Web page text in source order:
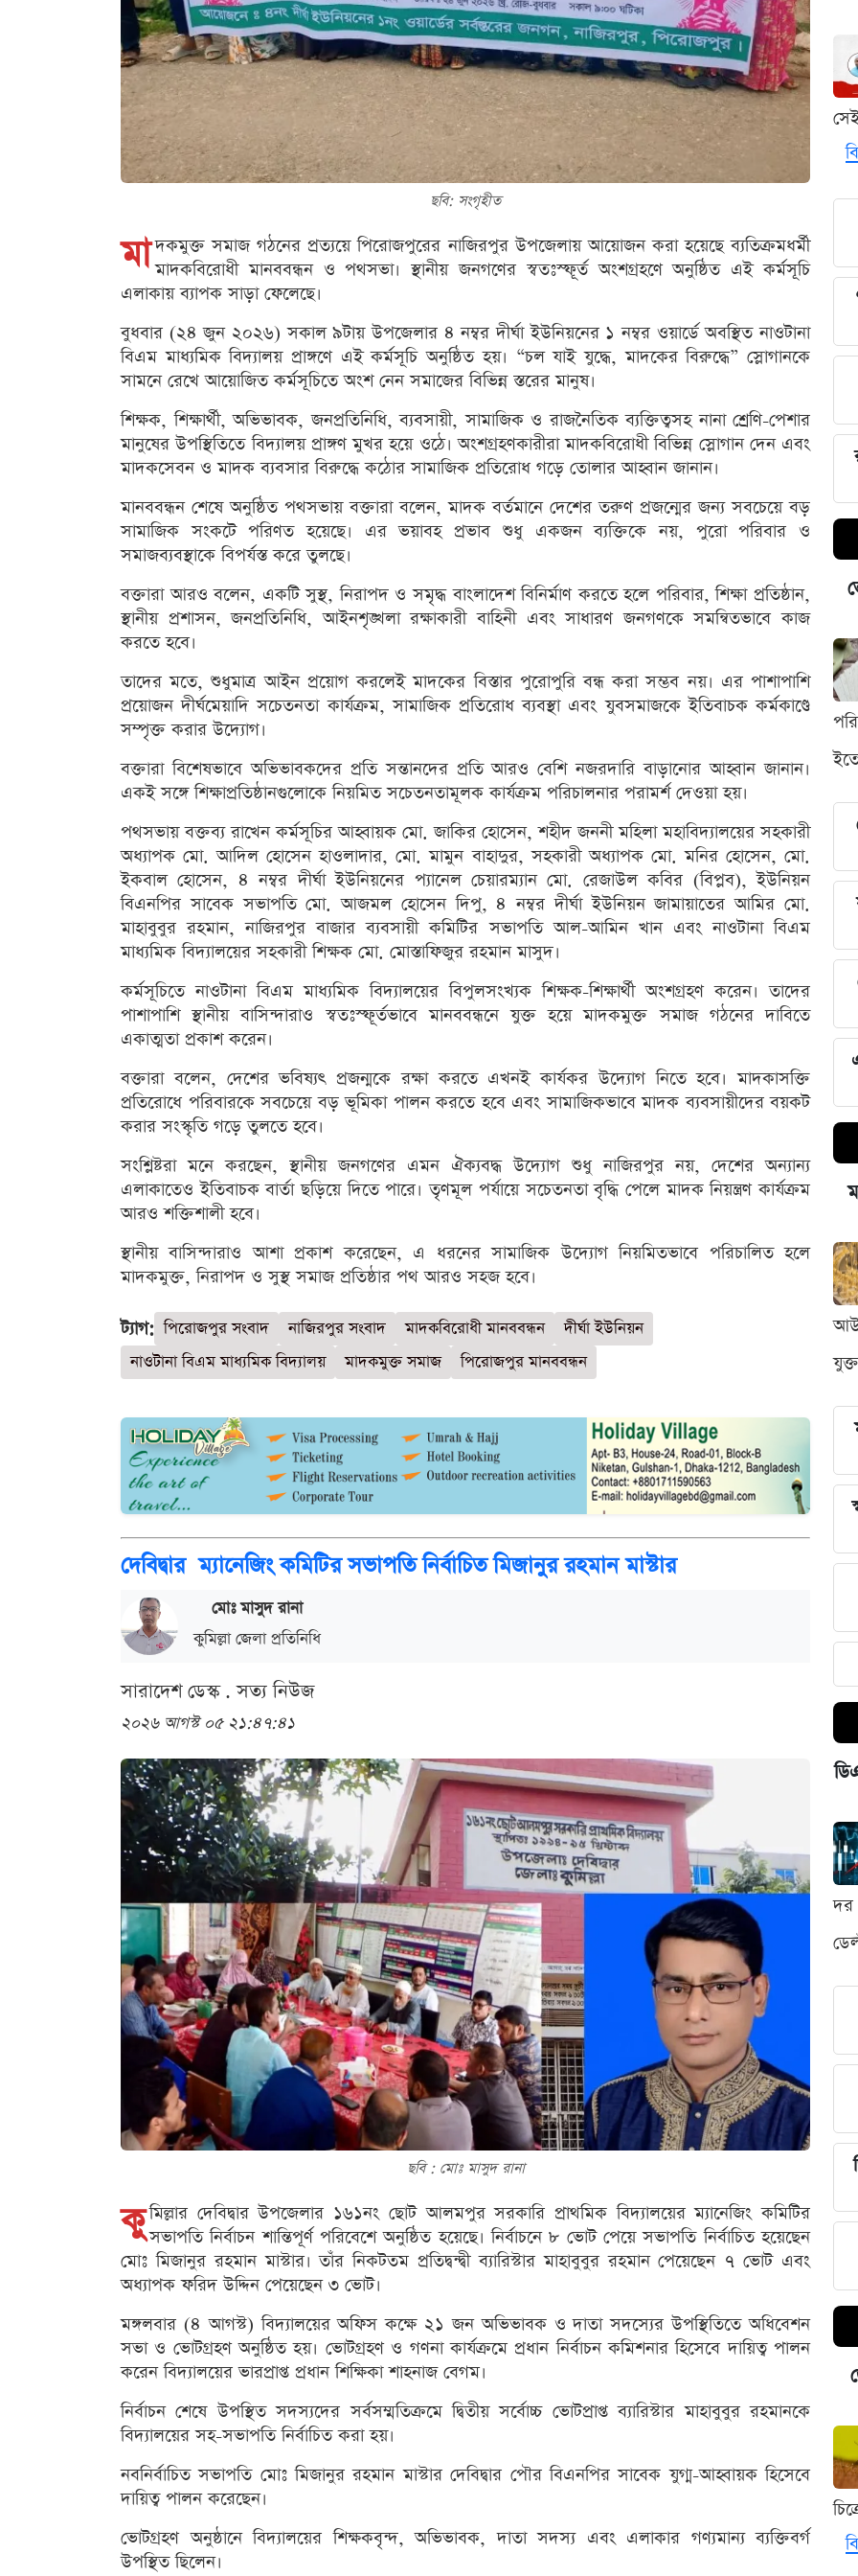
ছবি: সংগৃহীত
মা দকমুক্ত সমাজ গঠনের প্রত্যয়ে পিরোজপুরের নাজিরপুর উপজেলায় আয়োজন করা হয়েছে ব্যতিক্রমধর্মী
মাদকবিরোধী মানববন্ধন ও পথসভা। স্থানীয় জনগণের স্বতঃস্ফূর্ত অংশগ্রহণে অনুষ্ঠিত এই কর্মসূচি
এলাকায় ব্যাপক সাড়া ফেলেছে।
বুধবার (২৪ জুন ২০২৬) সকাল ৯টায় উপজেলার ৪ নম্বর দীর্ঘা ইউনিয়নের ১ নম্বর ওয়ার্ডে অবস্থিত নাওটানা
বিএম মাধ্যমিক বিদ্যালয় প্রাঙ্গণে এই কর্মসূচি অনুষ্ঠিত হয়। “চল যাই যুদ্ধে, মাদকের বিরুদ্ধে” স্লোগানকে
সামনে রেখে আয়োজিত কর্মসূচিতে অংশ নেন সমাজের বিভিন্ন স্তরের মানুষ।
শিক্ষক, শিক্ষার্থী, অভিভাবক, জনপ্রতিনিধি, ব্যবসায়ী, সামাজিক ও রাজনৈতিক ব্যক্তিত্বসহ নানা শ্রেণি-পেশার
মানুষের উপস্থিতিতে বিদ্যালয় প্রাঙ্গণ মুখর হয়ে ওঠে। অংশগ্রহণকারীরা মাদকবিরোধী বিভিন্ন স্লোগান দেন এবং
মাদকসেবন ও মাদক ব্যবসার বিরুদ্ধে কঠোর সামাজিক প্রতিরোধ গড়ে তোলার আহ্বান জানান।
মানববন্ধন শেষে অনুষ্ঠিত পথসভায় বক্তারা বলেন, মাদক বর্তমানে দেশের তরুণ প্রজন্মের জন্য সবচেয়ে বড়
সামাজিক সংকটে পরিণত হয়েছে। এর ভয়াবহ প্রভাব শুধু একজন ব্যক্তিকে নয়, পুরো পরিবার ও
সমাজব্যবস্থাকে বিপর্যস্ত করে তুলছে।
বক্তারা আরও বলেন, একটি সুস্থ, নিরাপদ ও সমৃদ্ধ বাংলাদেশ বিনির্মাণ করতে হলে পরিবার, শিক্ষা প্রতিষ্ঠান,
স্থানীয় প্রশাসন, জনপ্রতিনিধি, আইনশৃঙ্খলা রক্ষাকারী বাহিনী এবং সাধারণ জনগণকে সমন্বিতভাবে কাজ
করতে হবে।
তাদের মতে, শুধুমাত্র আইন প্রয়োগ করলেই মাদকের বিস্তার পুরোপুরি বন্ধ করা সম্ভব নয়। এর পাশাপাশি
প্রয়োজন দীর্ঘমেয়াদি সচেতনতা কার্যক্রম, সামাজিক প্রতিরোধ ব্যবস্থা এবং যুবসমাজকে ইতিবাচক কর্মকাণ্ডে
সম্পৃক্ত করার উদ্যোগ।
বক্তারা বিশেষভাবে অভিভাবকদের প্রতি সন্তানদের প্রতি আরও বেশি নজরদারি বাড়ানোর আহ্বান জানান।
একই সঙ্গে শিক্ষাপ্রতিষ্ঠানগুলোকে নিয়মিত সচেতনতামূলক কার্যক্রম পরিচালনার পরামর্শ দেওয়া হয়।
পথসভায় বক্তব্য রাখেন কর্মসূচির আহ্বায়ক মো. জাকির হোসেন, শহীদ জননী মহিলা মহাবিদ্যালয়ের সহকারী
অধ্যাপক মো. আদিল হোসেন হাওলাদার, মো. মামুন বাহাদুর, সহকারী অধ্যাপক মো. মনির হোসেন, মো.
ইকবাল হোসেন, ৪ নম্বর দীর্ঘা ইউনিয়নের প্যানেল চেয়ারম্যান মো. রেজাউল কবির (বিপ্লব), ইউনিয়ন
বিএনপির সাবেক সভাপতি মো. আজমল হোসেন দিপু, ৪ নম্বর দীর্ঘা ইউনিয়ন জামায়াতের আমির মো.
মাহাবুবুর রহমান, নাজিরপুর বাজার ব্যবসায়ী কমিটির সভাপতি আল-আমিন খান এবং নাওটানা বিএম
মাধ্যমিক বিদ্যালয়ের সহকারী শিক্ষক মো. মোস্তাফিজুর রহমান মাসুদ।
কর্মসূচিতে নাওটানা বিএম মাধ্যমিক বিদ্যালয়ের বিপুলসংখ্যক শিক্ষক-শিক্ষার্থী অংশগ্রহণ করেন। তাদের
পাশাপাশি স্থানীয় বাসিন্দারাও স্বতঃস্ফূর্তভাবে মানববন্ধনে যুক্ত হয়ে মাদকমুক্ত সমাজ গঠনের দাবিতে
একাত্মতা প্রকাশ করেন।
বক্তারা বলেন, দেশের ভবিষ্যৎ প্রজন্মকে রক্ষা করতে এখনই কার্যকর উদ্যোগ নিতে হবে। মাদকাসক্তি
প্রতিরোধে পরিবারকে সবচেয়ে বড় ভূমিকা পালন করতে হবে এবং সামাজিকভাবে মাদক ব্যবসায়ীদের বয়কট
করার সংস্কৃতি গড়ে তুলতে হবে।
সংশ্লিষ্টরা মনে করছেন, স্থানীয় জনগণের এমন ঐক্যবদ্ধ উদ্যোগ শুধু নাজিরপুর নয়, দেশের অন্যান্য
এলাকাতেও ইতিবাচক বার্তা ছড়িয়ে দিতে পারে। তৃণমূল পর্যায়ে সচেতনতা বৃদ্ধি পেলে মাদক নিয়ন্ত্রণ কার্যক্রম
আরও শক্তিশালী হবে।
স্থানীয় বাসিন্দারাও আশা প্রকাশ করেছেন, এ ধরনের সামাজিক উদ্যোগ নিয়মিতভাবে পরিচালিত হলে
মাদকমুক্ত, নিরাপদ ও সুস্থ সমাজ প্রতিষ্ঠার পথ আরও সহজ হবে।
ট্যাগ: পিরোজপুর সংবাদ নাজিরপুর সংবাদ মাদকবিরোধী মানববন্ধন
দীর্ঘা ইউনিয়ন
নাওটানা বিএম মাধ্যমিক বিদ্যালয়
মাদকমুক্ত সমাজ পিরোজপুর মানববন্ধন
দেবিদ্বার ম্যানেজিং কমিটির সভাপতি নির্বাচিত মিজানুর রহমান মাস্টার
মোঃ মাসুদ রানা
কুমিল্লা জেলা প্রতিনিধি
সারাদেশ ডেস্ক . সত্য নিউজ
২০২৬ আগস্ট ০৫ ২১:৪৭:৪১
ছবি : মোঃ মাসুদ রানা
কু মিল্লার দেবিদ্বার উপজেলার ১৬১নং ছোট আলমপুর সরকারি প্রাথমিক বিদ্যালয়ের ম্যানেজিং কমিটির
সভাপতি নির্বাচন শান্তিপূর্ণ পরিবেশে অনুষ্ঠিত হয়েছে। নির্বাচনে ৮ ভোট পেয়ে সভাপতি নির্বাচিত হয়েছেন
মোঃ মিজানুর রহমান মাস্টার। তাঁর নিকটতম প্রতিদ্বন্দ্বী ব্যারিস্টার মাহাবুবুর রহমান পেয়েছেন ৭ ভোট এবং
অধ্যাপক ফরিদ উদ্দিন পেয়েছেন ৩ ভোট।
মঙ্গলবার (৪ আগস্ট) বিদ্যালয়ের অফিস কক্ষে ২১ জন অভিভাবক ও দাতা সদস্যের উপস্থিতিতে অধিবেশন
সভা ও ভোটগ্রহণ অনুষ্ঠিত হয়। ভোটগ্রহণ ও গণনা কার্যক্রমে প্রধান নির্বাচন কমিশনার হিসেবে দায়িত্ব পালন
করেন বিদ্যালয়ের ভারপ্রাপ্ত প্রধান শিক্ষিকা শাহনাজ বেগম।
নির্বাচন শেষে উপস্থিত সদস্যদের সর্বসম্মতিক্রমে দ্বিতীয় সর্বোচ্চ ভোটপ্রাপ্ত ব্যারিস্টার মাহাবুবুর রহমানকে
বিদ্যালয়ের সহ-সভাপতি নির্বাচিত করা হয়।
নবনির্বাচিত সভাপতি মোঃ মিজানুর রহমান মাস্টার দেবিদ্বার পৌর বিএনপির সাবেক যুগ্ম-আহ্বায়ক হিসেবে
দায়িত্ব পালন করেছেন।
ভোটগ্রহণ অনুষ্ঠানে বিদ্যালয়ের শিক্ষকবৃন্দ, অভিভাবক, দাতা সদস্য এবং এলাকার গণ্যমান্য ব্যক্তিবর্গ
উপস্থিত ছিলেন।
দর